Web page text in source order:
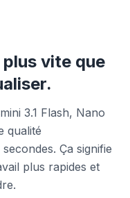
vite que
3.1 Flash, Nano
qualité
Ça signifie
plus rapides et